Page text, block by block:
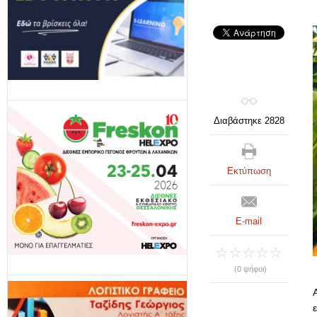
Διαβάστηκε 2828
Εκτύπωση
E-mail
(0 ψήφοι)